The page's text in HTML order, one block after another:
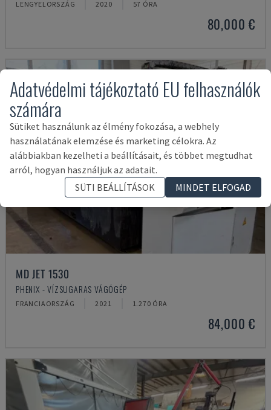
LENGYELORSZÁG 2020 57 ÓRA
80,000 €
MD JET 1530
PHENIX - VÍZSUGARAS VÁGÓGÉP
FRANCIAORSZÁG 2021 1.270 ÓRA
84,000 €
Adatvédelmi tájékoztató EU felhasználók
számára
Sütiket használunk az élmény fokozása, a webhely
használatának elemzése és marketing célokra. Az
alábbiakban kezelheti a beállításait, és többet megtudhat
arról, hogyan használjuk az adatait.
SÜTI BEÁLLÍTÁSOK
MINDET ELFOGAD